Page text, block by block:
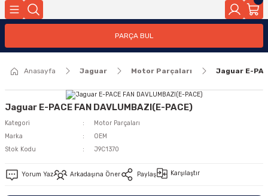
PARÇA BUL
Anasayfa Jaguar Motor Parçaları Jaguar E-
Jaguar E-PACE FAN DAVLUMBAZI(E-PACE)
Kategori
Motor Parçaları
Marka
OEM
Stok Kodu
J9C1370
Yorum Yaz Arkadaşına Öner Paylaş Karşılaştır